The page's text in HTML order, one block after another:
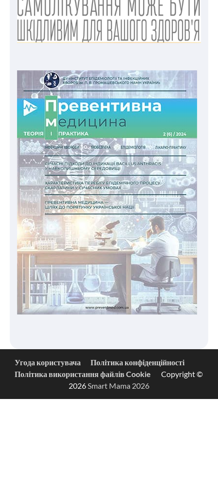
Угода користувача
Політика конфіденційності
Політика використання файлів Cookie
Copyright ©
2026Smart Mama 2026